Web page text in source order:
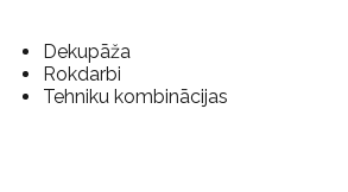
Dekupāža
Rokdarbi
Tehniku kombinācijas